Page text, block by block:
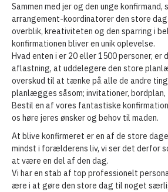
Sammen med jer og den unge
arrangement-koordinatorer den store
overblik, kreativiteten og den sparring i
konfirmationen bliver en unik oplevelse.
Hvad enten i er 20 eller 1500 personer,
aflastning, at uddelegere den store
overskud til at tænke på alle de andre
planlægges såsom; invitationer,
Bestil en af vores fantastiske
os høre jeres ønsker og behov til maden.
At blive konfirmeret er en af de store
mindst i forælderens liv, vi ser det derfor
at være en del af den dag.
Vi har en stab af top professionelt
ære i at gøre den store dag til noget